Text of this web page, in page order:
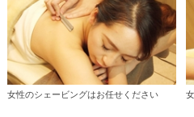
女性のシェービングはお任せください